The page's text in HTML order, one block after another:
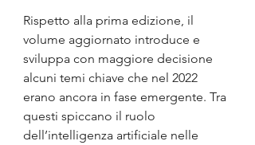
Rispetto alla prima edizione, il
volume aggiornato introduce e
sviluppa con maggiore decisione
alcuni temi chiave che nel 2022
erano ancora in fase emergente. Tra
questi spiccano il ruolo
dell’intelligenza artificiale nelle